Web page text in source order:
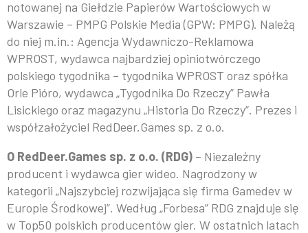
notowanej na Giełdzie Papierów Wartościowych w
Warszawie – PMPG Polskie Media (GPW: PMPG). Należą
do niej m.in.: Agencja Wydawniczo-Reklamowa
WPROST, wydawca najbardziej opiniotwórczego
polskiego tygodnika – tygodnika WPROST oraz spółka
Orle Pióro, wydawca „Tygodnika Do Rzeczy” Pawła
Lisickiego oraz magazynu „Historia Do Rzeczy”. Prezes i
współzałożyciel RedDeer.Games sp. z o.o.
O RedDeer.Games sp. z o.o. (RDG) – Niezależny
producent i wydawca gier wideo. Nagrodzony w
kategorii „Najszybciej rozwijająca się firma Gamedev w
Europie Środkowej”. Według „Forbesa” RDG znajduje się
w Top50 polskich producentów gier. W ostatnich latach